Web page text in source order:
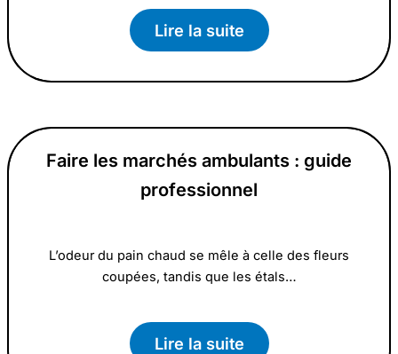
Lire la suite
Faire les marchés ambulants : guide
professionnel
L’odeur du pain chaud se mêle à celle des fleurs
coupées, tandis que les étals…
Lire la suite